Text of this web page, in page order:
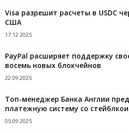
Visa разрешит расчеты в USDC
США
17.12.2025
PayPal расширяет поддержку
восемь новых блокчейнов
22.09.2025
Топ-менеджер Банка Англии
платежную систему со
05.09.2025